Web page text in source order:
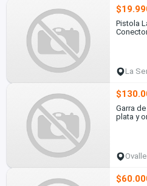
Pistola
La
Garra
plata y
Ovalle